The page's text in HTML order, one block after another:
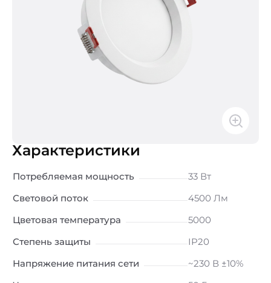
Характеристики
Потребляемая мощность
33 Вт
Световой поток
4500 Лм
Цветовая температура
5000
Степень защиты
IP20
Напряжение питания сети
~230 В ±10%